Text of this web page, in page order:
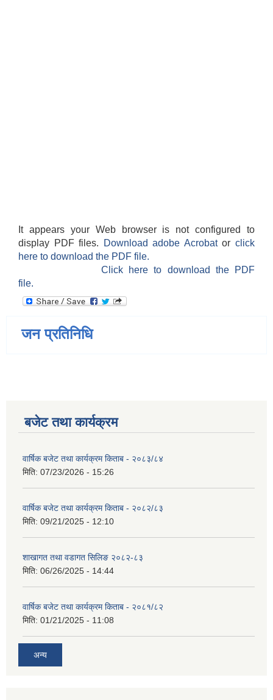
It appears your Web browser is not configured to
display PDF files.
Download adobe Acrobatorclick
here to download the PDF file.
Click here to download the PDF
file.
जन प्रतिनिधि
बजेट तथा कार्यक्रम
वार्षिक बजेट तथा कार्यक्रम किताब - २०८३/८४
मिति: 07/23/2026 - 15:26
वार्षिक बजेट तथा कार्यक्रम किताब - २०८२/८३
मिति: 09/21/2025 - 12:10
शाखागत तथा वडागत सिलिङ २०८२-८३
मिति: 06/26/2025 - 14:44
वार्षिक बजेट तथा कार्यक्रम किताब - २०८१/८२
मिति: 01/21/2025 - 11:08
अन्य